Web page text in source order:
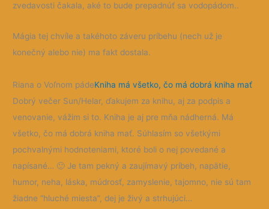
zvedavosti čakala, aké to bude prepadnúť sa vodopádom..
Mágia tej chvíle a takéhoto záveru príbehu (nech už je
konečný alebo nie) ma fakt dostala.
Riana o Voľnom pádeKniha má všetko, čo má dobrá kniha mať
Dobrý večer Sun/Helar, ďakujem za knihu, aj za podpis a
venovanie, vážim si to. Kniha je aj pre mňa nádherná. Má
všetko, čo má dobrá kniha mať. Súhlasím so všetkými
pochvalnými hodnoteniami, ktoré boli o nej povedané a
napísané… 🙂 Je tam pekný a zaujímavý príbeh, napätie,
humor, neha, láska, múdrosť, zamyslenie, tajomno, nie sú tam
žiadne “hluché miesta”, dej je živý a strhujúci…